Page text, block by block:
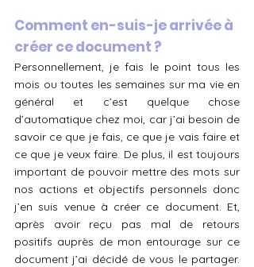
Comment en-suis-je arrivée à
créer ce document ?
Personnellement, je fais le point tous les
mois ou toutes les semaines sur ma vie en
général et c’est quelque chose
d’automatique chez moi, car j’ai besoin de
savoir ce que je fais, ce que je vais faire et
ce que je veux faire. De plus, il est toujours
important de pouvoir mettre des mots sur
nos actions et objectifs personnels donc
j’en suis venue à créer ce document. Et,
après avoir reçu pas mal de retours
positifs auprès de mon entourage sur ce
document j’ai décidé de vous le partager.